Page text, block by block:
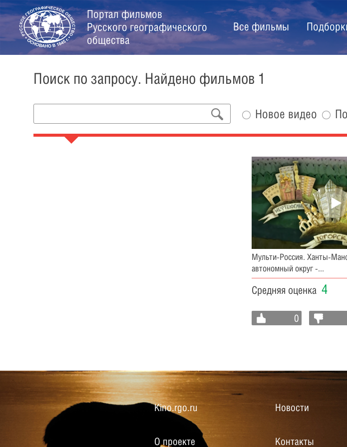
Портал фильмов
Русского географического
общества
Все фильмы
Поиск по запросу. Найдено фильмов 1
Новое видео
Мульти-Россия. Ханты-
автономный округ -...
Средняя оценка 4
0
Kino.rgo.ru Новости
О проекте Контакты